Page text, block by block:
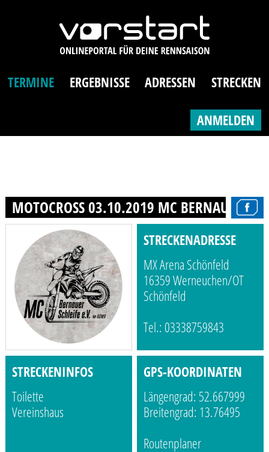
TERMINE ERGEBNISSE ADRESSEN STRECKEN
ANMELDEN
MOTOCROSS 03.10.2019 MC BERNAUER
STRECKENADRESSE
MX Arena Schönfeld
16359 Werneuchen/OT
Schönfeld
Tel.: 03338759843
STRECKENINFOS
Toilette
Vereinshaus
GPS-KOORDINATEN
Längengrad: 52.667999
Breitengrad: 13.76495
Routenplaner